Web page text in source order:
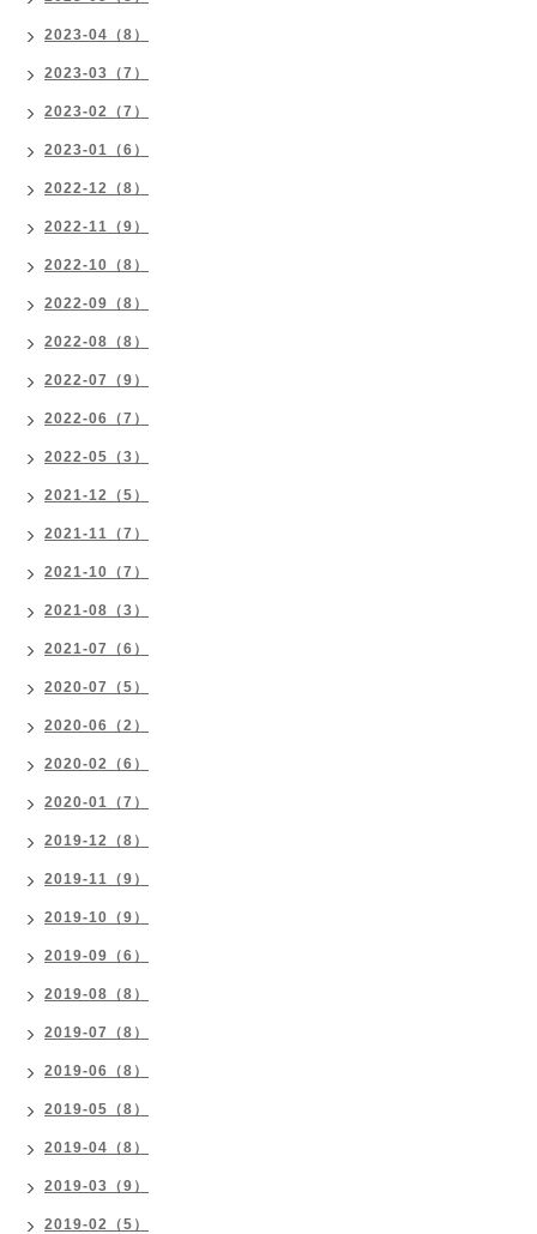
2023-04（8）
2023-03（7）
2023-02（7）
2023-01（6）
2022-12（8）
2022-11（9）
2022-10（8）
2022-09（8）
2022-08（8）
2022-07（9）
2022-06（7）
2022-05（3）
2021-12（5）
2021-11（7）
2021-10（7）
2021-08（3）
2021-07（6）
2020-07（5）
2020-06（2）
2020-02（6）
2020-01（7）
2019-12（8）
2019-11（9）
2019-10（9）
2019-09（6）
2019-08（8）
2019-07（8）
2019-06（8）
2019-05（8）
2019-04（8）
2019-03（9）
2019-02（5）